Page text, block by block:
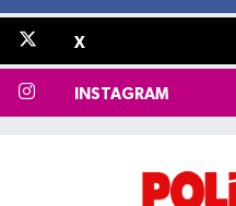
X
INSTAGRAM